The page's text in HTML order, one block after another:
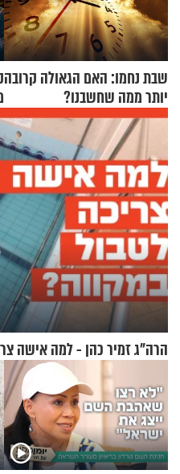
שבת נחמו: האם הגאולה קרובה
יותר ממה שחשבנו?
הרה"ג זמיר כהן - למה אישה